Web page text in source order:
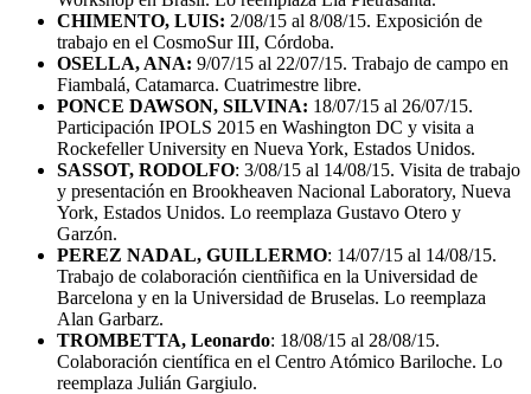
CHIMENTO, LUIS: 2/08/15 al 8/08/15. Exposición de
trabajo en el CosmoSur III, Córdoba.
OSELLA, ANA: 9/07/15 al 22/07/15. Trabajo de campo en
Fiambalá, Catamarca. Cuatrimestre libre.
PONCE DAWSON, SILVINA: 18/07/15 al 26/07/15.
Participación IPOLS 2015 en Washington DC y visita a
Rockefeller University en Nueva York, Estados Unidos.
SASSOT, RODOLFO: 3/08/15 al 14/08/15. Visita de trabajo
y presentación en Brookheaven Nacional Laboratory, Nueva
York, Estados Unidos. Lo reemplaza Gustavo Otero y
Garzón.
PEREZ NADAL, GUILLERMO: 14/07/15 al 14/08/15.
Trabajo de colaboración cientñifica en la Universidad de
Barcelona y en la Universidad de Bruselas. Lo reemplaza
Alan Garbarz.
TROMBETTA, Leonardo: 18/08/15 al 28/08/15.
Colaboración científica en el Centro Atómico Bariloche. Lo
reemplaza Julián Gargiulo.